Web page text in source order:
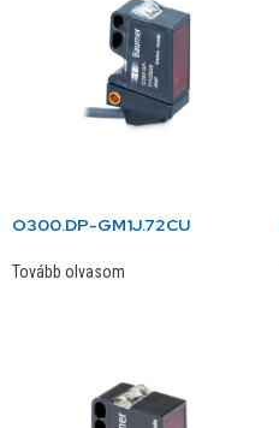
O300.DP-GM1J.72CU
Tovább olvasom